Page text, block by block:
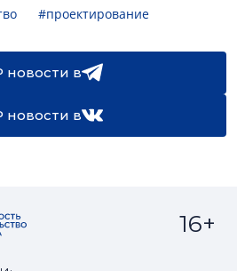
#проектирование
новости в
новости в
16+